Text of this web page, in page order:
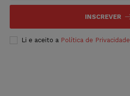
INSCREVER
Li e aceito a Política de Privacidade